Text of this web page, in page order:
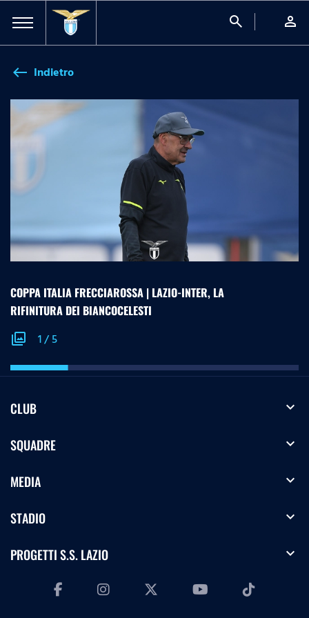
search person
west Indietro
COPPA ITALIA FRECCIAROSSA | LAZIO-INTER, LA
RIFINITURA DEI BIANCOCELESTI
photo_library 1/5
CLUB expand_more
SQUADRE expand_more
MEDIA expand_more
STADIO expand_more
PROGETTI S.S. LAZIO expand_more